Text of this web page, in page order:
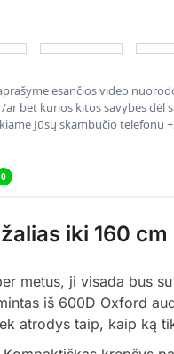
esančios video
bet kurios kitos savybės
Jūsų skambučio telefonu
0
iki 160 cm
metus, ji visada bus
iš 600D Oxford
atrodys taip, kaip ką